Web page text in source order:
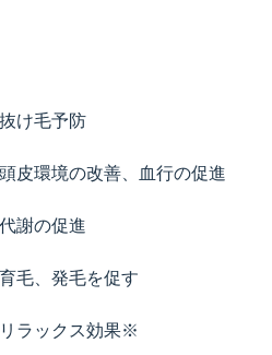
抜け毛予防
頭皮環境の改善、血行の促進
代謝の促進
育毛、発毛を促す
リラックス効果※